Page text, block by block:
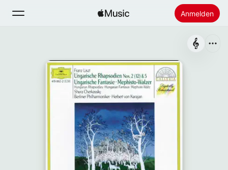
Anmelden
Startseite
Apple Music installieren